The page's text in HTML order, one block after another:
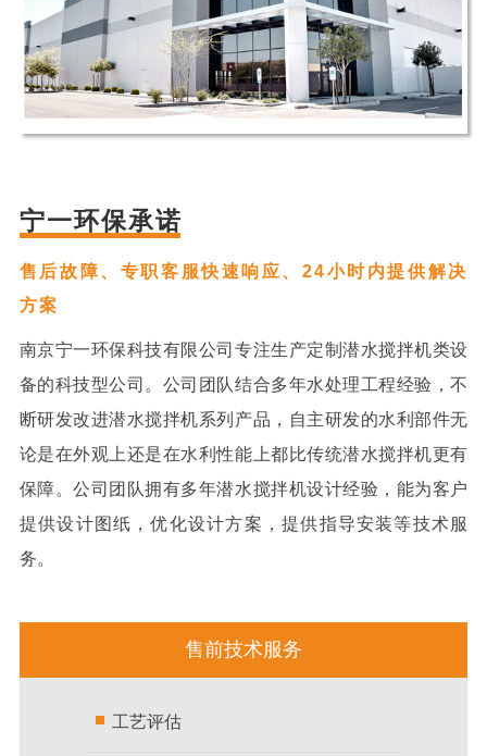
宁一环保承诺
售后故障、专职客服快速响应、24小时内提供解决
方案
南京宁一环保科技有限公司专注生产定制潜水搅拌机类设
备的科技型公司。公司团队结合多年水处理工程经验，不
断研发改进潜水搅拌机系列产品，自主研发的水利部件无
论是在外观上还是在水利性能上都比传统潜水搅拌机更有
保障。公司团队拥有多年潜水搅拌机设计经验，能为客户
提供设计图纸，优化设计方案，提供指导安装等技术服
务。
售前技术服务
工艺评估